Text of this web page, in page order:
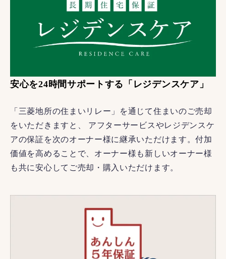
安心を24時間サポートする「レジデンスケア」
「三菱地所の住まいリレー」を通じて住まいのご売却
をいただきますと、 アフターサービスやレジデンスケ
アの保証を次のオーナー様に継承いただけます。付加
価値を高めることで、オーナー様も新しいオーナー様
も共に安心してご売却・購入いただけます。